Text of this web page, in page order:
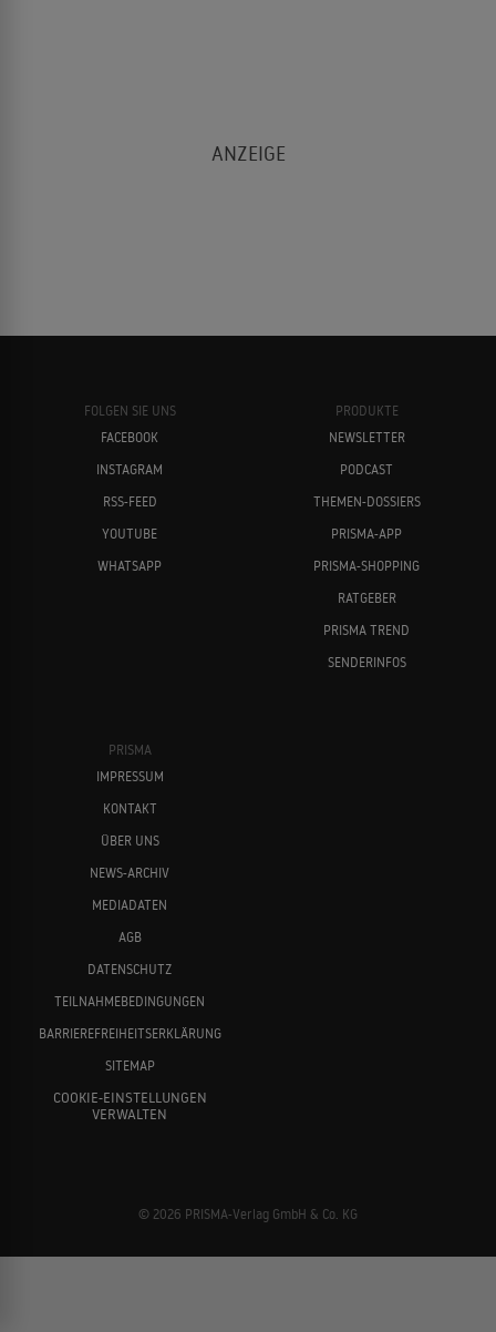
FOLGEN SIE UNS
FACEBOOK
INSTAGRAM
RSS-FEED
YOUTUBE
WHATSAPP
PRODUKTE
NEWSLETTER
PODCAST
THEMEN-DOSSIERS
PRISMA-APP
PRISMA-SHOPPING
RATGEBER
PRISMA TREND
SENDERINFOS
PRISMA
IMPRESSUM
KONTAKT
ÜBER UNS
NEWS-ARCHIV
MEDIADATEN
AGB
DATENSCHUTZ
TEILNAHMEBEDINGUNGEN
BARRIEREFREIHEITSERKLÄRUNG
SITEMAP
COOKIE-EINSTELLUNGEN
VERWALTEN
© 2026 PRISMA-Verlag GmbH & Co. KG